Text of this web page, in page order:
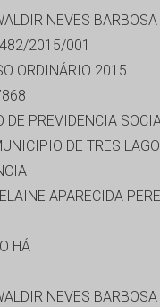
NEVES BARBOSA
2015/001
ORDINÁRIO 2015
DE PREVIDENCIA
DE TRES
ELAINE APARECIDA
HÁ
NEVES BARBOSA